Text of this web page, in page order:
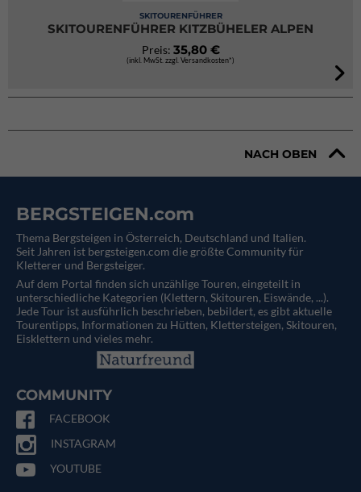
SKITOURENFÜHRER
SKITOURENFÜHRER KITZBÜHELER ALPEN
Preis: 35,80 €
(inkl. MwSt. zzgl. Versandkosten*)
NACH OBEN
BERGSTEIGEN.com
Thema Bergsteigen in Österreich, Deutschland und Italien.
Seit Jahren ist bergsteigen.com die größte Community für
Kletterer und Bergsteiger.
Auf dem Portal finden sich unzählige Touren, eingeteilt in
unterschiedliche Kategorien (Klettern, Skitouren, Eiswände, ...).
Jede Tour ist ausführlich beschrieben, bebildert, es gibt aktuelle
Tourentipps, Informationen zu Hütten, Klettersteigen, Skitouren,
Eisklettern und vieles mehr.
COMMUNITY
FACEBOOK
INSTAGRAM
YOUTUBE